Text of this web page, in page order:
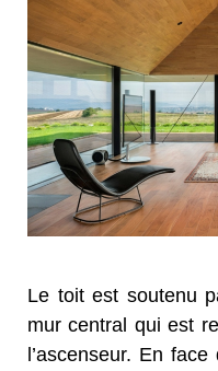
Le toit est soutenu
mur central qui est
l’ascenseur. En face